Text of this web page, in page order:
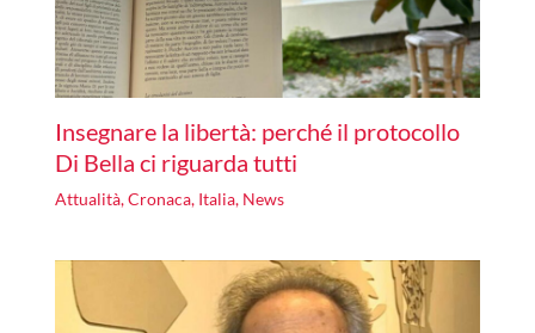
Insegnare la libertà: perché il protocollo
Di Bella ci riguarda tutti
Attualità,Cronaca, Italia, News